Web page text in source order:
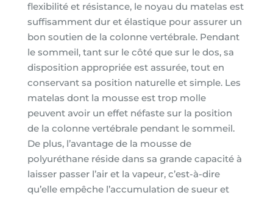
flexibilité et résistance, le noyau du matelas est
suffisamment dur et élastique pour assurer un
bon soutien de la colonne vertébrale. Pendant
le sommeil, tant sur le côté que sur le dos, sa
disposition appropriée est assurée, tout en
conservant sa position naturelle et simple. Les
matelas dont la mousse est trop molle
peuvent avoir un effet néfaste sur la position
de la colonne vertébrale pendant le sommeil.
De plus, l’avantage de la mousse de
polyuréthane réside dans sa grande capacité à
laisser passer l’air et la vapeur, c’est-à-dire
qu’elle empêche l’accumulation de sueur et